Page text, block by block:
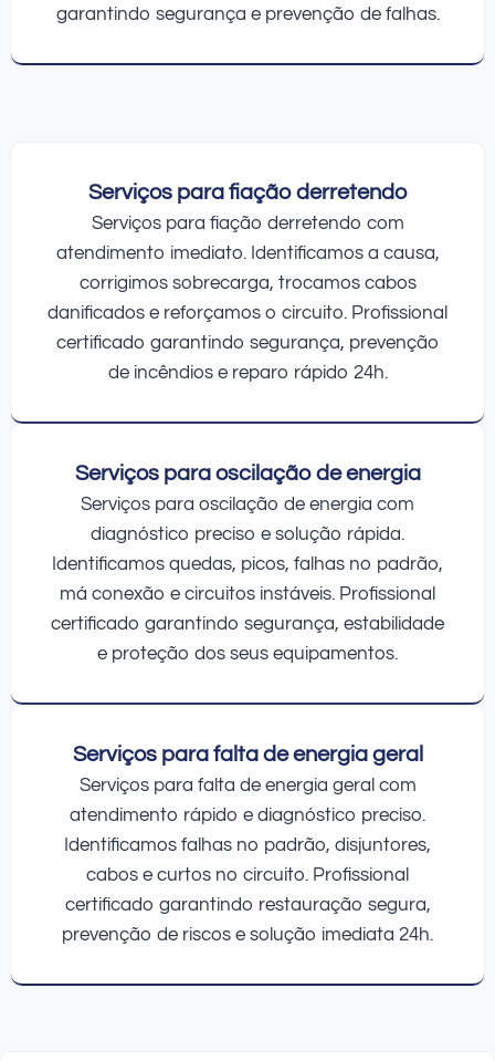
garantindo segurança e prevenção de falhas.
Serviços para fiação derretendo
Serviços para fiação derretendo com
atendimento imediato. Identificamos a causa,
corrigimos sobrecarga, trocamos cabos
danificados e reforçamos o circuito. Profissional
certificado garantindo segurança, prevenção
de incêndios e reparo rápido 24h.
Serviços para oscilação de energia
Serviços para oscilação de energia com
diagnóstico preciso e solução rápida.
Identificamos quedas, picos, falhas no padrão,
má conexão e circuitos instáveis. Profissional
certificado garantindo segurança, estabilidade
e proteção dos seus equipamentos.
Serviços para falta de energia geral
Serviços para falta de energia geral com
atendimento rápido e diagnóstico preciso.
Identificamos falhas no padrão, disjuntores,
cabos e curtos no circuito. Profissional
certificado garantindo restauração segura,
prevenção de riscos e solução imediata 24h.